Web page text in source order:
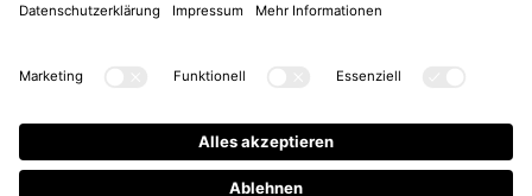
Newsletter-Anmeldung
Instagram
Facebook
Impressum/AGB